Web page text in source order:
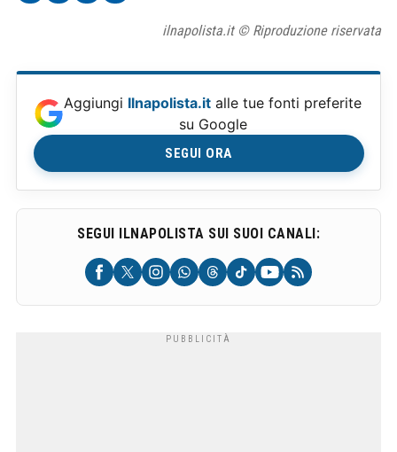
ilnapolista.it © Riproduzione riservata
Aggiungi Ilnapolista.it alle tue fonti preferite
su Google
SEGUI ORA
SEGUI ILNAPOLISTA SUI SUOI CANALI: